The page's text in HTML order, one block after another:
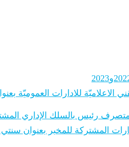
للادارات العموميّة بعنوان سنتي
متصرف رئيس بالسلك الإداري
للمخبر بعنوان سنتي 2022 و2023